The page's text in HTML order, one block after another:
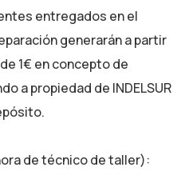
entregados en el
generarán a partir
1€ en concepto de
a propiedad de INDELSUR
de técnico de taller):